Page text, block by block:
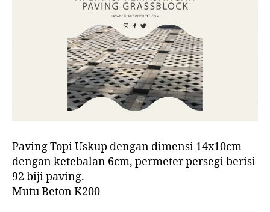
Paving Topi Uskup dengan dimensi 14x10cm
dengan ketebalan 6cm, permeter persegi berisi
92 biji paving.
Mutu Beton K200